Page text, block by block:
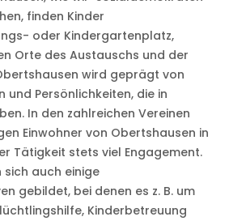
finden Kinder
oder Kindergartenplatz,
Orte des Austauschs und der
wird geprägt von
und Persönlichkeiten, die in
In den zahlreichen Vereinen
Einwohner von Obertshausen in
Tätigkeit stets viel Engagement.
sich auch einige
gebildet, bei denen es z. B. um
Kinderbetreuung